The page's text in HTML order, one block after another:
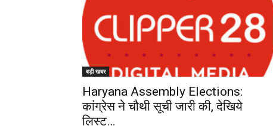
बड़ी खबर
Haryana Assembly Elections:
कांग्रेस ने चौथी सूची जारी की, देखिये
लिस्ट…